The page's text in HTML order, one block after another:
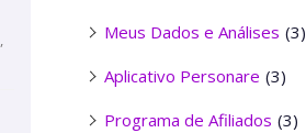
Meus Dados e Análises (3)
Aplicativo Personare (3)
Programa de Afiliados (3)